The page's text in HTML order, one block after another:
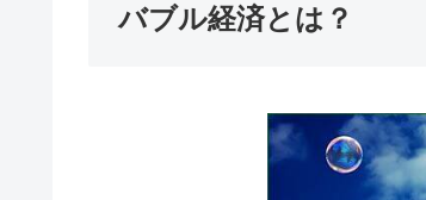
バブル経済とは？